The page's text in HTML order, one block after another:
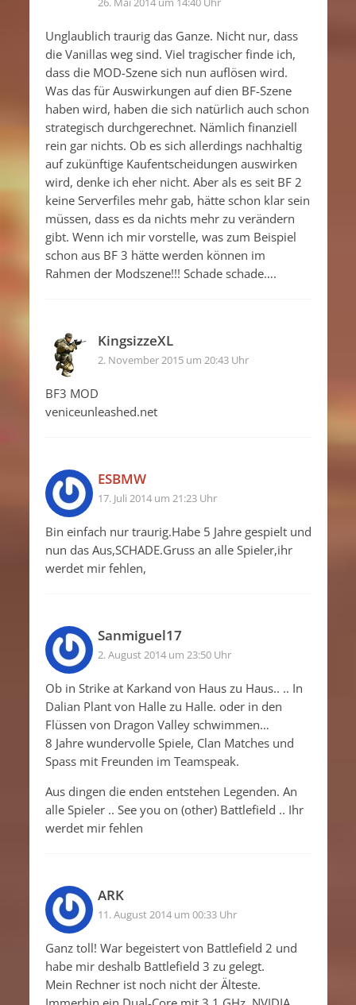
Unglaublich traurig das Ganze. Nicht nur, dass
die Vanillas weg sind. Viel tragischer finde ich,
dass die MOD-Szene sich nun auflösen wird.
Was das für Auswirkungen auf dien BF-Szene
haben wird, haben die sich natürlich auch schon
strategisch durchgerechnet. Nämlich finanziell
rein gar nichts. Ob es sich allerdings nachhaltig
auf zukünftige Kaufentscheidungen auswirken
wird, denke ich eher nicht. Aber als es seit BF 2
keine Serverfiles mehr gab, hätte schon klar sein
müssen, dass es da nichts mehr zu verändern
gibt. Wenn ich mir vorstelle, was zum Beispiel
schon aus BF 3 hätte werden können im
Rahmen der Modszene!!! Schade schade….
KingsizzeXL
2. November 2015 um 20:43 Uhr
BF3 MOD
veniceunleashed.net
ESBMW
17. Juli 2014 um 21:23 Uhr
Bin einfach nur traurig.Habe 5 Jahre gespielt und
nun das Aus,SCHADE.Gruss an alle Spieler,ihr
werdet mir fehlen,
Sanmiguel17
2. August 2014 um 23:50 Uhr
Ob in Strike at Karkand von Haus zu Haus.. .. In
Dalian Plant von Halle zu Halle. oder in den
Flüssen von Dragon Valley schwimmen…
8 Jahre wundervolle Spiele, Clan Matches und
Spass mit Freunden im Teamspeak.
Aus dingen die enden entstehen Legenden. An
alle Spieler .. See you on (other) Battlefield .. Ihr
werdet mir fehlen
ARK
11. August 2014 um 00:33 Uhr
Ganz toll! War begeistert von Battlefield 2 und
habe mir deshalb Battlefield 3 zu gelegt.
Mein Rechner ist noch nicht der Älteste.